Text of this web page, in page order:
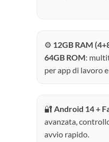
⚙️ 12GB RAM
64GB ROM:
per app di lavoro e
🔐 Android 14 +
avanzata,
avvio rapido.